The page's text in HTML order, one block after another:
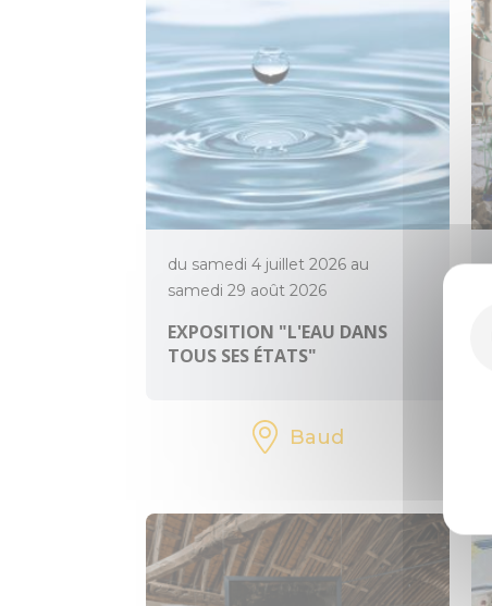
du samedi 4 juillet 2026 au
samedi 29 août 2026
EXPOSITION "L'EAU DANS
TOUS SES ÉTATS"
Baud